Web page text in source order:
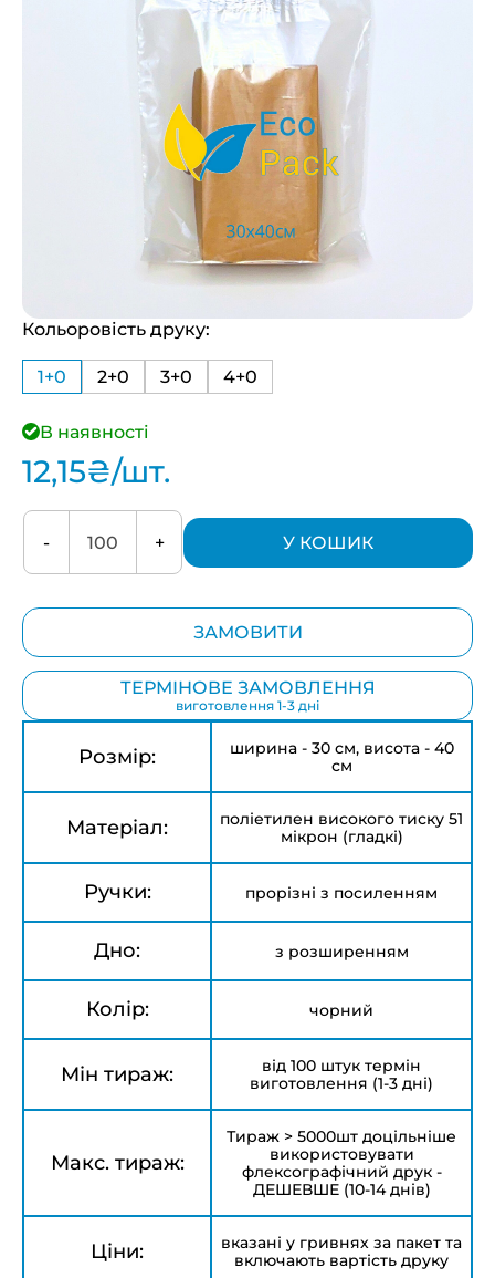
Кольоровість друку:
1+0 2+0 3+0 4+0
В наявності
12,15₴/шт.
- + У КОШИК
ЗАМОВИТИ
ТЕРМІНОВЕ ЗАМОВЛЕННЯ
виготовлення 1-3 дні
Розмір:
ширина - 30 см, висота - 40
см
Матеріал:
поліетилен високого тиску 51
мікрон (гладкі)
Ручки: прорізні з посиленням
Дно: з розширенням
Колір: чорний
Мін тираж:
від 100 штук термін
виготовлення (1-3 дні)
Макс. тираж:
Тираж > 5000шт доцільніше
використовувати
флексографічний друк -
ДЕШЕВШЕ (10-14 днів)
Ціни:
вказані у гривнях за пакет та
включають вартість друку